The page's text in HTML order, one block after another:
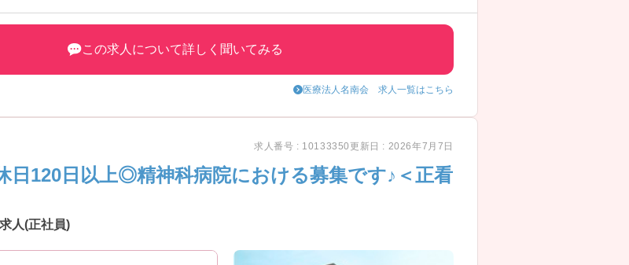
この求人について詳しく聞いてみる
医療法人名南会 求人一覧はこちら
求人番号 : 10133350更新日 : 2026年7月7日
日120日以上◎精神科病院における募集です♪＜正看
人(正社員)